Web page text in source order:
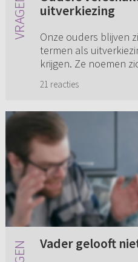
uitverkiezing
Onze ouders blijven
termen als
krijgen. Ze noemen
noemen. Wij als
21 reacties
Vader gelooft